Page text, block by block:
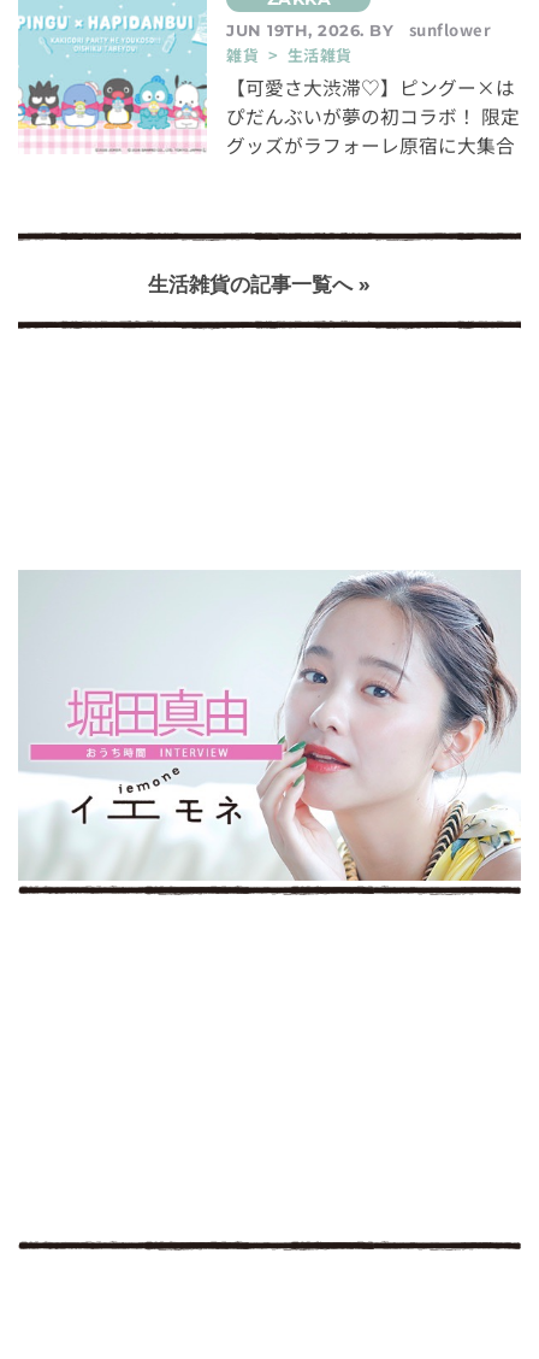
JUN 19TH, 2026. BY
sunflower
雑貨 > 生活雑貨
【可愛さ大渋滞♡】ピングー×は
ぴだんぶいが夢の初コラボ！ 限定
グッズがラフォーレ原宿に大集合
生活雑貨の記事一覧へ »